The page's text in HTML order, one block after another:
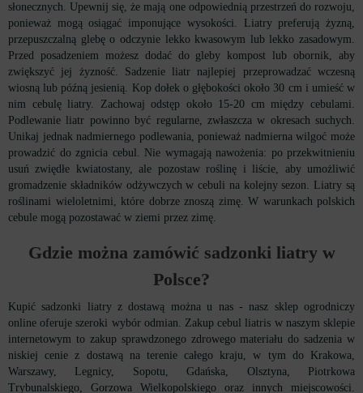
słonecznych. Upewnij się, że mają one odpowiednią przestrzeń do rozwoju,
ponieważ mogą osiągać imponujące wysokości. Liatry preferują żyzną,
przepuszczalną glebę o odczynie lekko kwasowym lub lekko zasadowym.
Przed posadzeniem możesz dodać do gleby kompost lub obornik, aby
zwiększyć jej żyzność. Sadzenie liatr najlepiej przeprowadzać wczesną
wiosną lub późną jesienią. Kop dołek o głębokości około 30 cm i umieść w
nim cebulę liatry. Zachowaj odstęp około 15-20 cm między cebulami.
Podlewanie liatr powinno być regularne, zwłaszcza w okresach suchych.
Unikaj jednak nadmiernego podlewania, ponieważ nadmierna wilgoć może
prowadzić do zgnicia cebul. Nie wymagają nawożenia: po przekwitnieniu
usuń zwiędłe kwiatostany, ale pozostaw roślinę i liście, aby umożliwić
gromadzenie składników odżywczych w cebuli na kolejny sezon. Liatry są
roślinami wieloletnimi, które dobrze znoszą zimę. W warunkach polskich
cebule mogą pozostawać w ziemi przez zimę.
Gdzie można zamówić sadzonki liatry w
Polsce?
Kupić sadzonki liatry z dostawą można u nas - nasz sklep ogrodniczy
online oferuje szeroki wybór odmian. Zakup cebul liatris w naszym sklepie
internetowym to zakup sprawdzonego zdrowego materiału do sadzenia w
niskiej cenie z dostawą na terenie całego kraju, w tym do Krakowa,
Warszawy, Legnicy, Sopotu, Gdańska, Olsztyna, Piotrkowa
Trybunalskiego, Gorzowa Wielkopolskiego oraz innych miejscowości.